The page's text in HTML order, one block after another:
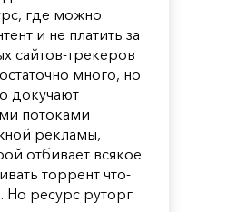
где можно
и не платить за
сайтов-трекеров
много, но
докучают
потоками
рекламы,
отбивает всякое
торрент что-
Но ресурс руторг